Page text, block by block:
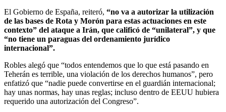
El Gobierno de España, reiteró, “no va a autorizar la utilización
de las bases de Rota y Morón para estas actuaciones en este
contexto” del ataque a Irán, que calificó de “unilateral”, y que
“no tiene un paraguas del ordenamiento jurídico
internacional”.
Robles alegó que “todos entendemos que lo que está pasando en
Teherán es terrible, una violación de los derechos humanos”, pero
enfatizó que “nadie puede convertirse en el guardián internacional;
hay unas normas, hay unas reglas; incluso dentro de EEUU hubiera
requerido una autorización del Congreso”.